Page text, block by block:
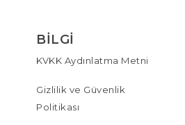
BILGI
KVKK Aydınlatma Metni
Gizlilik ve Güvenlik
Politikası